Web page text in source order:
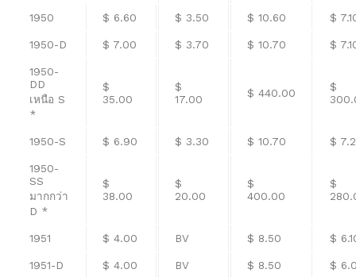
1950 $ 6.60 $ 3.50 $ 10.60 $
1950-D $ 7.00 $ 3.70 $ 10.70 $
1950-
DD
เหนือ S
*
$
35.00
$
17.00
$ 440.00
$
1950-S $ 6.90 $ 3.30 $ 10.70 $
1950-
SS
มากกว่า
D *
$
38.00
$
20.00
$
400.00
$
1951 $ 4.00 BV $ 8.50 $
1951-D $ 4.00 BV $ 8.50 $